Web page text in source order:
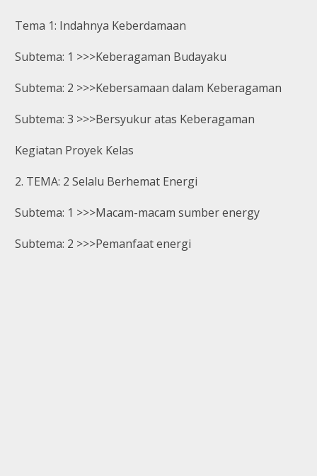
Tema 1: Indahnya Keberdamaan
Subtema: 1 >>>Keberagaman Budayaku
Subtema: 2 >>>Kebersamaan dalam Keberagaman
Subtema: 3 >>>Bersyukur atas Keberagaman
Kegiatan Proyek Kelas
2. TEMA: 2 Selalu Berhemat Energi
Subtema: 1 >>>Macam-macam sumber energy
Subtema: 2 >>>Pemanfaat energi